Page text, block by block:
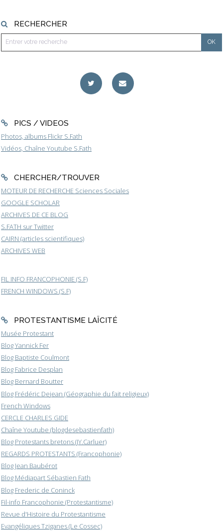
RECHERCHER
PICS / VIDEOS
Photos, albums Flickr S.Fath
Vidéos, Chaîne Youtube S.Fath
CHERCHER/TROUVER
MOTEUR DE RECHERCHE Sciences Sociales
GOOGLE SCHOLAR
ARCHIVES DE CE BLOG
S.FATH sur Twitter
CAIRN (articles scientifiques)
ARCHIVES WEB
FIL INFO FRANCOPHONIE (S.F)
FRENCH WINDOWS (S.F)
PROTESTANTISME LAÏCITÉ
Musée Protestant
Blog Yannick Fer
Blog Baptiste Coulmont
Blog Fabrice Desplan
Blog Bernard Boutter
Blog Frédéric Dejean (Géographie du fait religieux)
French Windows
CERCLE CHARLES GIDE
Chaîne Youtube (blogdesebastienfath)
Blog Protestants bretons (JY.Carluer)
REGARDS PROTESTANTS (Francophonie)
Blog Jean Baubérot
Blog Médiapart Sébastien Fath
Blog Frederic de Coninck
Fil-info Francophonie (Protestantisme)
Revue d'Histoire du Protestantisme
Evangéliques Tziganes (Le Cossec)